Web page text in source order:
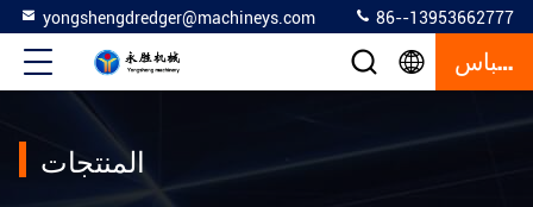
yongshengdredger@machineys.com 86--13953662777
إقتباس
المنتجات